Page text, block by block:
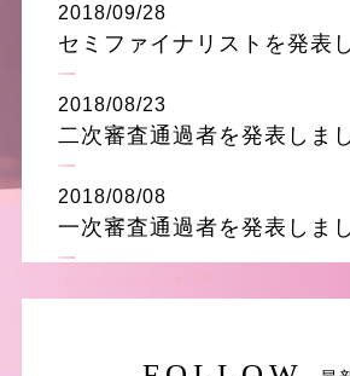
2018/09/28
セミファイナリストを発表
2018/08/23
二次審査通過者を発表しま
2018/08/08
一次審査通過者を発表しま